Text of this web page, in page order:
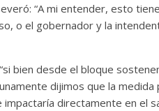
“A mi entender, esto
o el gobernador y la
bien desde el bloque
dijimos que la
directamente en el